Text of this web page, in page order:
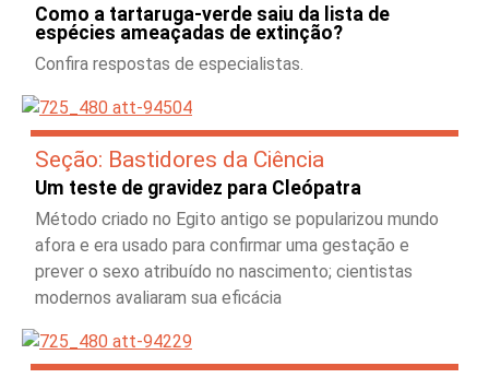
Como a tartaruga-verde saiu da lista de
espécies ameaçadas de extinção?
Confira respostas de especialistas.
Seção: Bastidores da Ciência
Um teste de gravidez para Cleópatra
Método criado no Egito antigo se popularizou mundo
afora e era usado para confirmar uma gestação e
prever o sexo atribuído no nascimento; cientistas
modernos avaliaram sua eficácia